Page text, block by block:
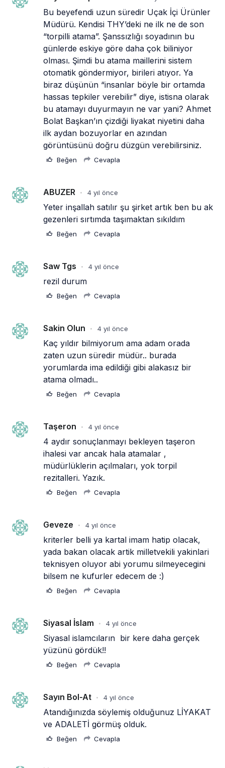
Bu beyefendi uzun süredir Uçak İçi Ürünler
Müdürü. Kendisi THY’deki ne ilk ne de son
“torpilli atama”. Şanssızlığı soyadının bu
günlerde eskiye göre daha çok biliniyor
olması. Şimdi bu atama maillerini sistem
otomatik göndermiyor, birileri atıyor. Ya
biraz düşünün “insanlar böyle bir ortamda
hassas tepkiler verebilir” diye, istisna olarak
bu atamayı duyurmayın ne var yani? Ahmet
Bolat Başkan’ın çizdiği liyakat niyetini daha
ilk aydan bozuyorlar en azından
görüntüsünü doğru düzgün verebilirsiniz.
Beğen Cevapla
ABUZER • 4 yıl önce
Yeter inşallah satılır şu şirket artık ben bu ak
gezenleri sırtımda taşımaktan sıkıldım
Beğen Cevapla
Saw Tgs • 4 yıl önce
rezil durum
Beğen Cevapla
Sakin Olun • 4 yıl önce
Kaç yıldır bilmiyorum ama adam orada
zaten uzun süredir müdür.. burada
yorumlarda ima edildiği gibi alakasız bir
atama olmadı..
Beğen Cevapla
Taşeron • 4 yıl önce
4 aydır sonuçlanmayı bekleyen taşeron
ihalesi var ancak hala atamalar ,
müdürlüklerin açılmaları, yok torpil
rezitalleri. Yazık.
Beğen Cevapla
Geveze • 4 yıl önce
kriterler belli ya kartal imam hatip olacak,
yada bakan olacak artik milletvekili yakinlari
teknisyen oluyor abi yorumu silmeyecegini
bilsem ne kufurler edecem de :)
Beğen Cevapla
Siyasal İslam • 4 yıl önce
Siyasal islamcıların  bir kere daha gerçek
yüzünü gördük!!
Beğen Cevapla
Sayın Bol-At • 4 yıl önce
Atandığınızda söylemiş olduğunuz LİYAKAT
ve ADALETİ görmüş olduk.
Beğen Cevapla